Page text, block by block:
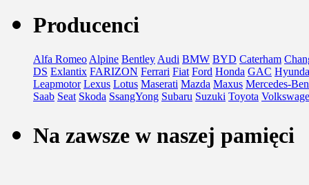
Producenci
Alfa Romeo Alpine Bentley Audi BMW BYD Caterham
DS Exlantix FARIZON Ferrari Fiat Ford Honda GAC
Leapmotor Lexus Lotus Maserati Mazda Maxus Mercedes-
Saab Seat Skoda SsangYong Subaru Suzuki Toyota
Na zawsze w naszej pamięci